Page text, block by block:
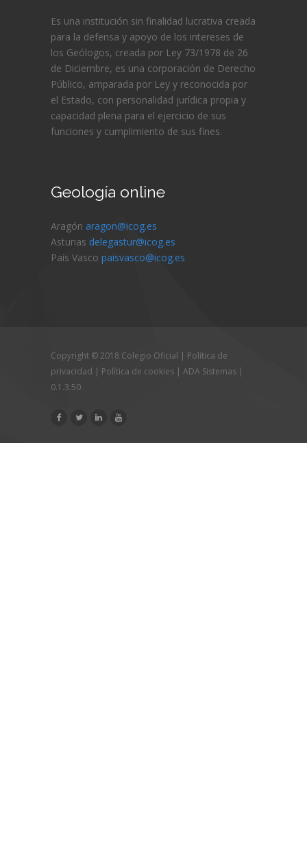
Es una institución sin finalidad lucrativa creada
para la defensa y apoyo de los intereses de
los Geólogos, creada por Ley 73/1978 de 26
de Diciembre, es una corporación de Derecho
Público, amparada por Ley y reconocida por
el Estado, con personalidad jurídica propia y
capacidad plena para el ejercicio de sus
funciones y cumplimiento de sus fines.
Geología online
Aragón aragon@icog.es
Asturias delegastur@icog.es
País Vasco paisvasco@icog.es
Copyright © 2018 Colegio Oficial | Política de
privacidad | Política de cookies | ADA Sistemas |
0.1.3.50